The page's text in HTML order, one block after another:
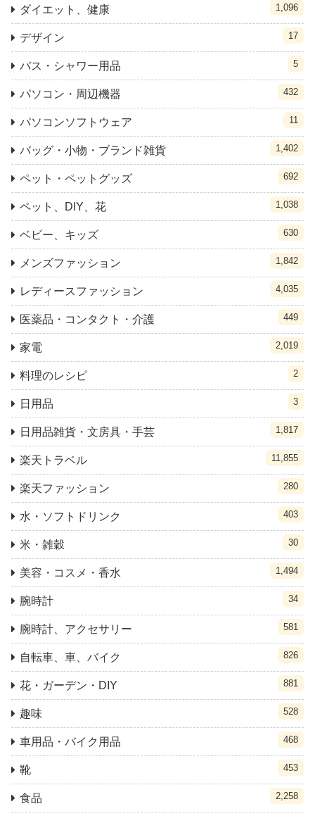
ダイエット、健康 1,096
デザイン 17
バス・シャワー用品 5
パソコン・周辺機器 432
パソコンソフトウェア 11
バッグ・小物・ブランド雑貨 1,402
ペット・ペットグッズ 692
ペット、DIY、花 1,038
ベビー、キッズ 630
メンズファッション 1,842
レディースファッション 4,035
医薬品・コンタクト・介護 449
家電 2,019
料理のレシピ 2
日用品 3
日用品雑貨・文房具・手芸 1,817
楽天トラベル 11,855
楽天ファッション 280
水・ソフトドリンク 403
米・雑穀 30
美容・コスメ・香水 1,494
腕時計 34
腕時計、アクセサリー 581
自転車、車、バイク 826
花・ガーデン・DIY 881
趣味 528
車用品・バイク用品 468
靴 453
食品 2,258